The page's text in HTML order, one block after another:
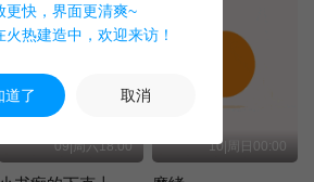
09|周六18:00 10|周日00:00
更快，界面更清爽~
火热建造中，欢迎来访！
道了 取消